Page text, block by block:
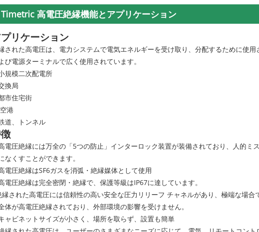
Timetric 高電圧絶縁機能とアプリケーション
リケーション
された高電圧は、電力システムで電気エネルギーを受け取り、分配するために使
び電源ターミナルで広く使用されています。
規模二次配電所
換局
市住宅街
空港
道、トンネル
電圧絶縁には万全の「5つの防止」インターロック装置が装備されており、人的ミ
なくすことができます。
電圧絶縁はSF6ガスを消弧・絶縁媒体として使用
電圧絶縁は完全密閉・絶縁で、保護等級はIP67に達しています。
縁された高電圧には信頼性の高い安全な圧力リリーフ チャネルがあり、極端な場合
体が高電圧絶縁されており、外部環境の影響を受けません。
ャビネットサイズが小さく、場所を取らず、設置も簡単